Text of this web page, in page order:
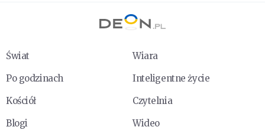
Świat
Wiara
Po godzinach
Inteligentne życie
Kościół
Czytelnia
Blogi
Wideo